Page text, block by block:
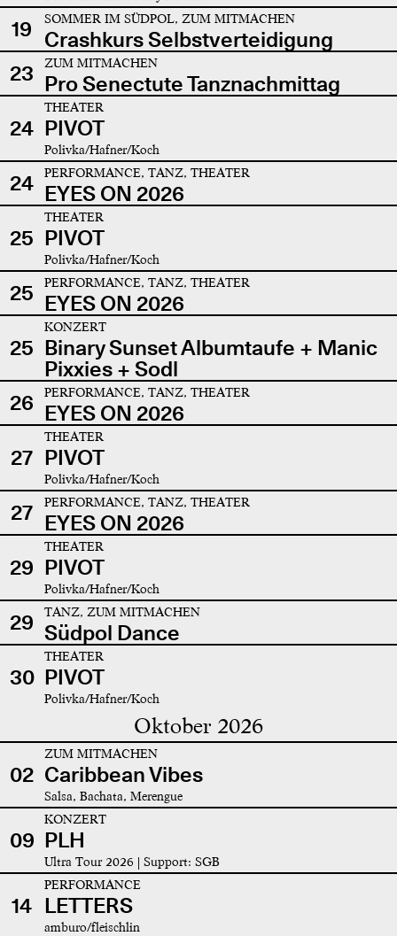
19 SOMMER IM SÜDPOL, ZUM MITMACHEN
Crashkurs Selbstverteidigung
23
ZUM MITMACHEN
Pro Senectute Tanznachmittag
24
THEATER
PIVOT
Polivka/Hafner/Koch
24 PERFORMANCE, TANZ, THEATER
EYES ON 2026
25
THEATER
PIVOT
Polivka/Hafner/Koch
25 PERFORMANCE, TANZ, THEATER
EYES ON 2026
25
KONZERT
Binary Sunset Albumtaufe + Manic
Pixxies + Sodl
26
PERFORMANCE, TANZ, THEATER
EYES ON 2026
27
THEATER
PIVOT
Polivka/Hafner/Koch
27 PERFORMANCE, TANZ, THEATER
EYES ON 2026
29
THEATER
PIVOT
Polivka/Hafner/Koch
29 TANZ, ZUM MITMACHEN
Südpol Dance
30
THEATER
PIVOT
Polivka/Hafner/Koch
Oktober 2026
02
ZUM MITMACHEN
Caribbean Vibes
Salsa, Bachata, Merengue
09
KONZERT
PLH
Ultra Tour 2026 | Support: SGB
14
PERFORMANCE
LETTERS
amburo/fleischlin